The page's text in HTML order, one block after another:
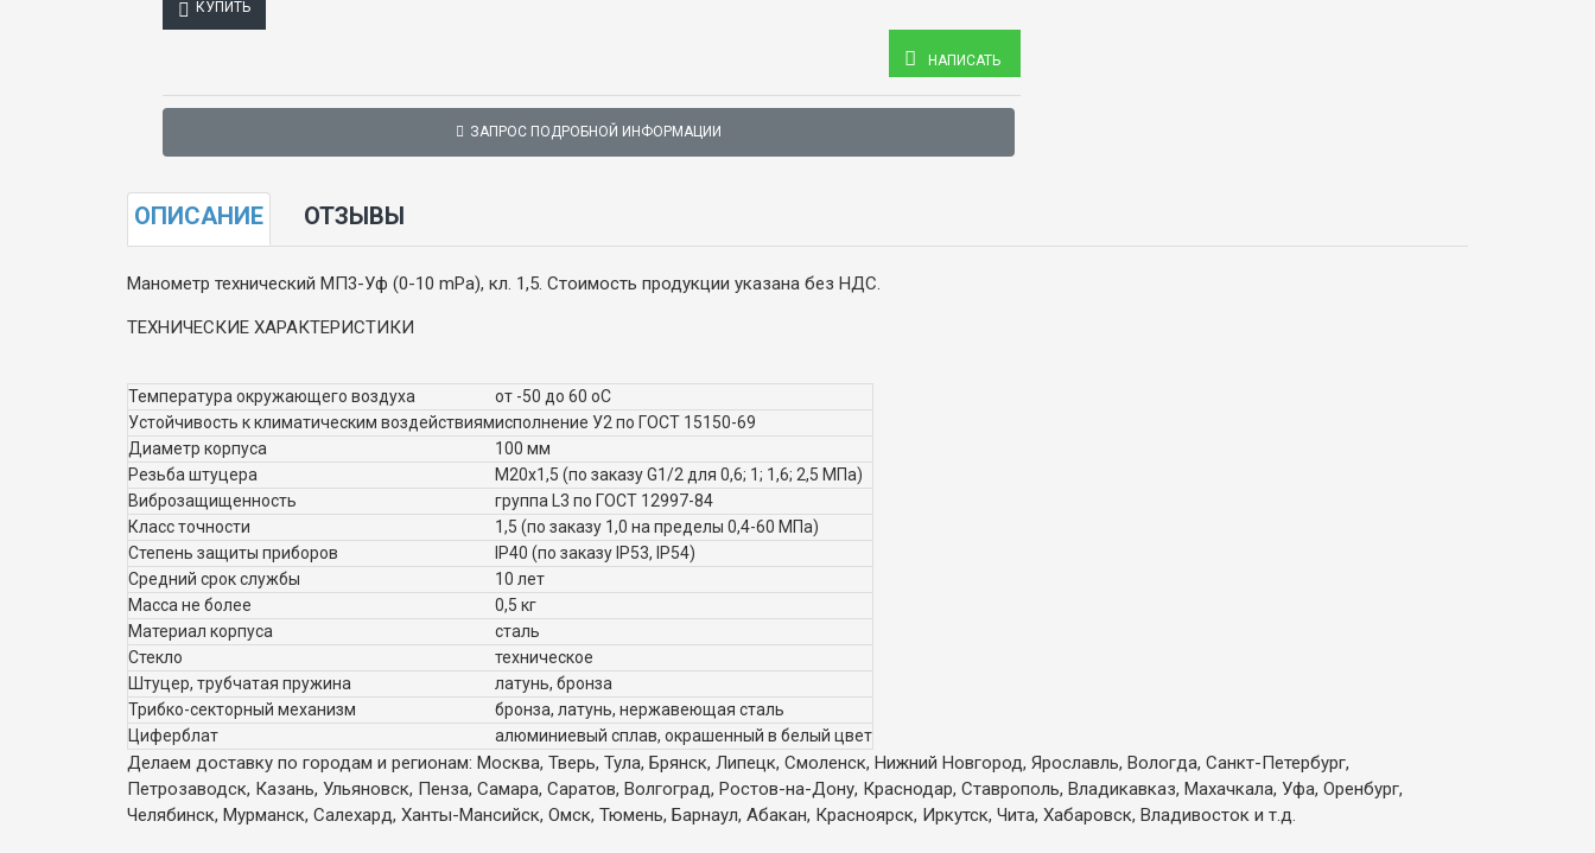
КУПИТЬ
НАПИСАТЬ
ЗАПРОС ПОДРОБНОЙ ИНФОРМАЦИИ
ОПИСАНИЕ ОТЗЫВЫ
Манометр технический МП3-Уф (0-10 mPa), кл. 1,5. Стоимость продукции указана без НДС.
ТЕХНИЧЕСКИЕ ХАРАКТЕРИСТИКИ
Температура окружающего воздуха
от -50 до 60 оС
Устойчивость к климатическим воздействиямисполнение У2 по ГОСТ 15150-69
Диаметр корпуса
100 мм
Резьба штуцера
М20х1,5 (по заказу G1/2 для 0,6; 1; 1,6; 2,5 МПа)
Виброзащищенность
группа L3 по ГОСТ 12997-84
Класс точности
1,5 (по заказу 1,0 на пределы 0,4-60 МПа)
Степень защиты приборов
IP40 (по заказу IP53, IP54)
Средний срок службы
10 лет
Масса не более
0,5 кг
Материал корпуса
сталь
Стекло
техническое
Штуцер, трубчатая пружина
латунь, бронза
Трибко-секторный механизм
бронза, латунь, нержавеющая сталь
Циферблат
алюминиевый сплав, окрашенный в белый цвет
Делаем доставку по городам и регионам: Москва, Тверь, Тула, Брянск, Липецк, Смоленск, Нижний Новгород, Ярославль, Вологда, Санкт-Петербург,
Петрозаводск, Казань, Ульяновск, Пенза, Самара, Саратов, Волгоград, Ростов-на-Дону, Краснодар, Ставрополь, Владикавказ, Махачкала, Уфа, Оренбург,
Челябинск, Мурманск, Салехард, Ханты-Мансийск, Омск, Тюмень, Барнаул, Абакан, Красноярск, Иркутск, Чита, Хабаровск, Владивосток и т.д.